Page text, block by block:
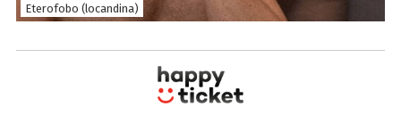
Eterofobo (locandina)